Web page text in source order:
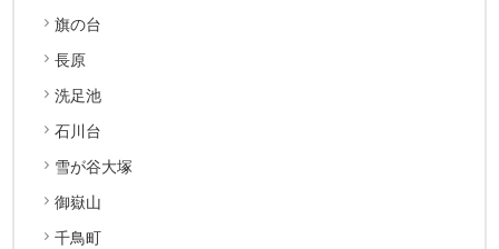
旗の台
長原
洗足池
石川台
雪が谷大塚
御嶽山
千鳥町